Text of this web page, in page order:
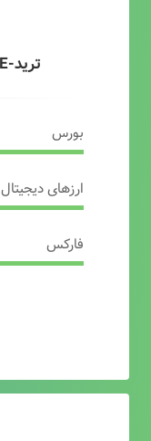
ترید-TRADE
بورس
ارزهای دیجیتال
فارکس